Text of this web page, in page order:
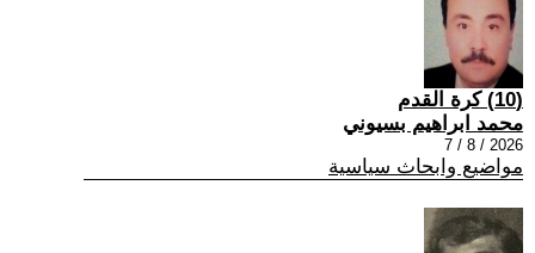
(10) كرة القدم
محمد ابراهيم بسيوني
2026 / 8 / 7
مواضيع وابحاث سياسية